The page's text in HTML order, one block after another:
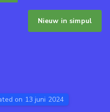
Nieuw in simpul
on 13 juni 2024